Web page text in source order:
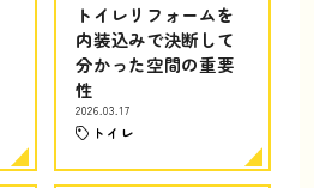
トイレリフォームを
内装込みで決断して
分かった空間の重要
性
2026.03.17
トイレ